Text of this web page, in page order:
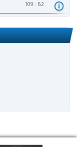
109 : 62